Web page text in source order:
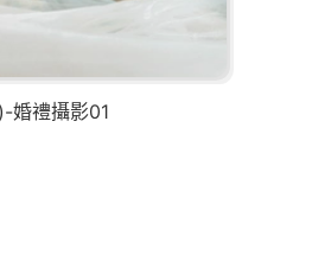
婚禮攝影01